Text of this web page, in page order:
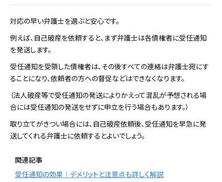
対応の早い弁護士を選ぶと安心です。
例えば、自己破産を依頼すると、まず弁護士は各債権者に受任通知
を発送します。
受任通知を受領した債権者は、その後すべての連絡は弁護士宛にす
ることになり、依頼者の方への督促などはできなくなります。
（法人破産等で受任通知の発送によりかえって混乱が予想される場
合には受任通知の発送をせずに申立を行う場合もあります。）
取り立てがきつい場合には、自己破産依頼後、受任通知を早急に発
送してくれる弁護士に依頼するとよいでしょう。
関連記事
受任通知の効果｜デメリットと注意点も詳しく解説